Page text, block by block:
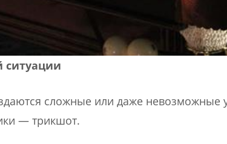
ситуации
сложные или даже невозможные
— трикшот.